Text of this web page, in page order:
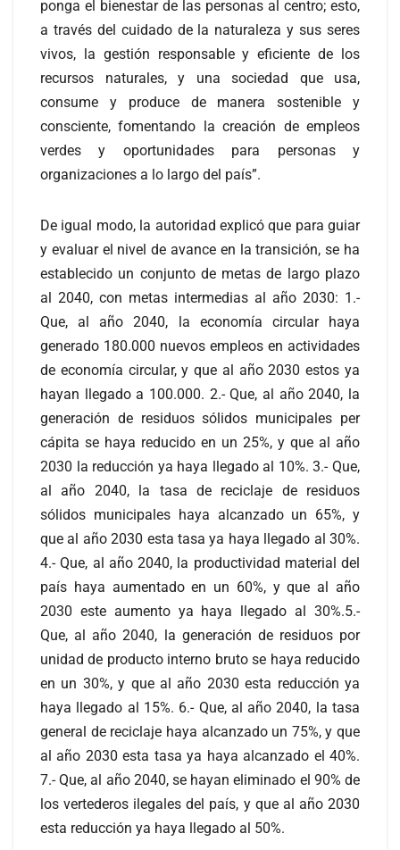
ponga el bienestar de las personas al centro; esto,
a través del cuidado de la naturaleza y sus seres
vivos, la gestión responsable y eficiente de los
recursos naturales, y una sociedad que usa,
consume y produce de manera sostenible y
consciente, fomentando la creación de empleos
verdes y oportunidades para personas y
organizaciones a lo largo del país”.
De igual modo, la autoridad explicó que para guiar
y evaluar el nivel de avance en la transición, se ha
establecido un conjunto de metas de largo plazo
al 2040, con metas intermedias al año 2030: 1.-
Que, al año 2040, la economía circular haya
generado 180.000 nuevos empleos en actividades
de economía circular, y que al año 2030 estos ya
hayan llegado a 100.000. 2.- Que, al año 2040, la
generación de residuos sólidos municipales per
cápita se haya reducido en un 25%, y que al año
2030 la reducción ya haya llegado al 10%. 3.- Que,
al año 2040, la tasa de reciclaje de residuos
sólidos municipales haya alcanzado un 65%, y
que al año 2030 esta tasa ya haya llegado al 30%.
4.- Que, al año 2040, la productividad material del
país haya aumentado en un 60%, y que al año
2030 este aumento ya haya llegado al 30%.5.-
Que, al año 2040, la generación de residuos por
unidad de producto interno bruto se haya reducido
en un 30%, y que al año 2030 esta reducción ya
haya llegado al 15%. 6.- Que, al año 2040, la tasa
general de reciclaje haya alcanzado un 75%, y que
al año 2030 esta tasa ya haya alcanzado el 40%.
7.- Que, al año 2040, se hayan eliminado el 90% de
los vertederos ilegales del país, y que al año 2030
esta reducción ya haya llegado al 50%.